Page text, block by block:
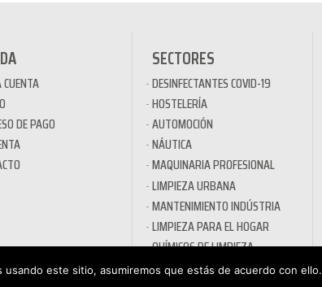
DE PAGO
SECTORES
DESINFECTANTES COVID-19
HOSTELERÍA
AUTOMOCIÓN
NÁUTICA
MAQUINARIA PROFESIONAL
LIMPIEZA URBANA
MANTENIMIENTO INDÚSTRIA
LIMPIEZA PARA EL HOGAR
QUÍMICOS DE LIMPIEZA
ECOLÓGICOS
este sitio, asumiremos que estás de acuerdo con ello.